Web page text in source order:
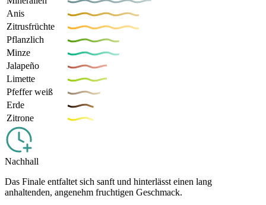
Anis
Zitrusfrüchte
Pflanzlich
Minze
Jalapeño
Limette
Pfeffer weiß
Erde
Zitrone
Nachhall
Das Finale entfaltet sich sanft und hinterlässt einen lang
anhaltenden, angenehm fruchtigen Geschmack.